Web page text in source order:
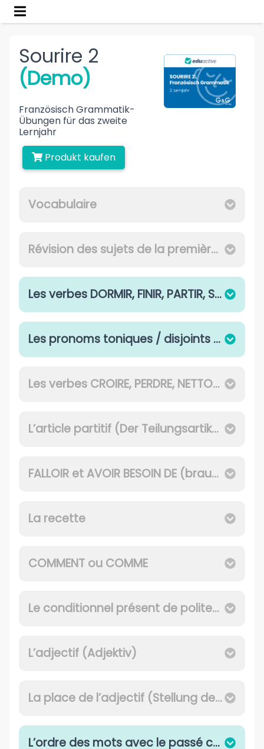
Sourire 2
(Demo)
Französisch Grammatik-
Übungen für das zweite
Lernjahr
Produkt kaufen
Vocabulaire
Révision des sujets de la première année d'apprentissage
Les verbes DORMIR, FINIR, PARTIR, SORTIR
Les pronoms toniques / disjoints (Die betonten / unverbundenen Personalpronomen)
Les verbes CROIRE, PERDRE, NETTOYER, PLEUVOIR
L’article partitif (Der Teilungsartikel)
FALLOIR et AVOIR BESOIN DE (brauchen)
La recette
COMMENT ou COMME
Le conditionnel présent de politesse (Konditional der Höflichkeit)
L’adjectif (Adjektiv)
La place de l’adjectif (Stellung des Adjektivs)
L’ordre des mots avec le passé composé (Wortstellung im Perfekt)